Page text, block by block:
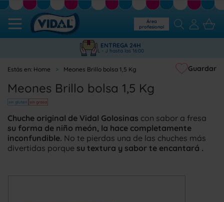
Área
profesional
ENTREGA 24H
L - J hasta las 16:00
Home Meones Brillo bolsa 1,5 Kg
Meones Brillo bolsa 1,5 Kg
sin gluten sin grasa
Guardar
Chuche original de Vidal Golosinas con sabor a fresa
su forma de niño meón, la hace completamente
inconfundible. No te pierdas una de las chuches más
divertidas porque su textura y sabor te encantará .